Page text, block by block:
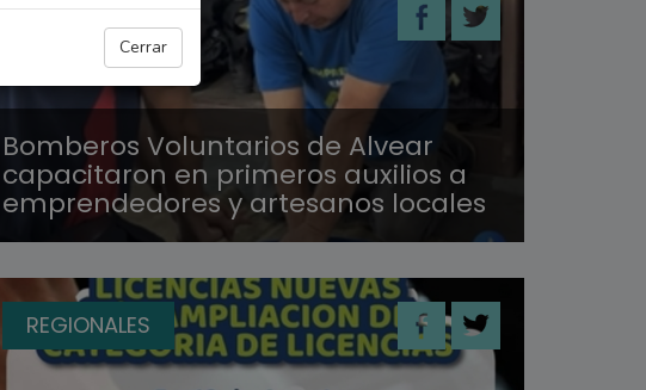
Cerrar
REGIONALES
Bomberos Voluntarios de Alvear
capacitaron en primeros auxilios a
emprendedores y artesanos locales
REGIONALES